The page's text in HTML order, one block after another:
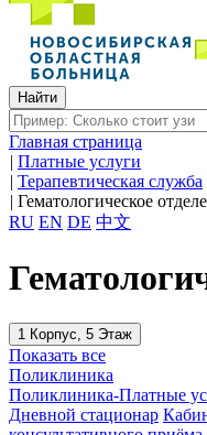
Главная страница
| Платные услуги
| Терапевтическая служба
| Гематологическое
RU EN DE 中文
1 Корпус, 5 Этаж
Показать все
Поликлиника
Поликлиника-Платные
Дневной стационар